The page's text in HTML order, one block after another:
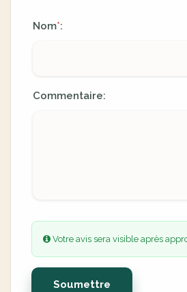
Nom*:
Commentaire:
Votre avis sera visible après
Soumettre